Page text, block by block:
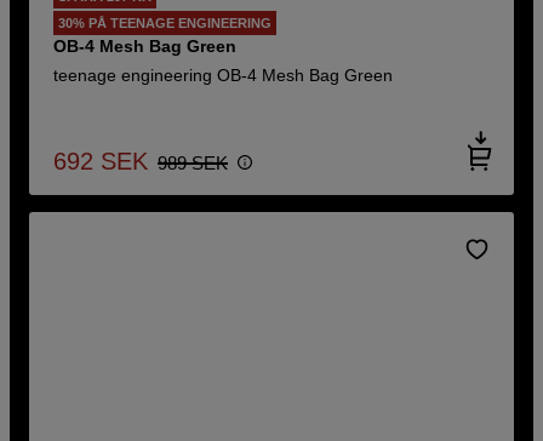
30% PÅ TEENAGE ENGINEERING
OB-4 Mesh Bag Green
teenage engineering OB-4 Mesh Bag Green
692 SEK 989 SEK